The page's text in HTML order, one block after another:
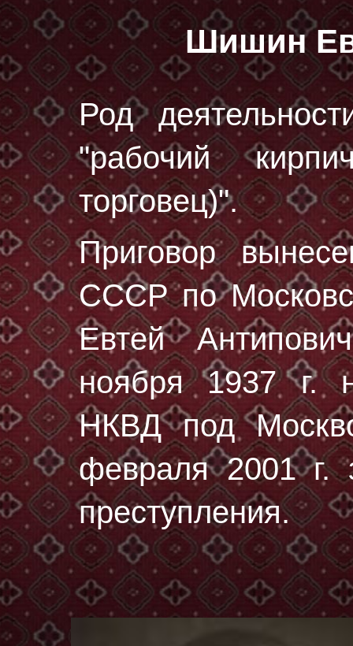
Шишин
Род
"рабочий
торговец)".
Приговор
СССР по
Евтей
ноября 1937 г.
НКВД под
февраля 2001 г.
преступления.